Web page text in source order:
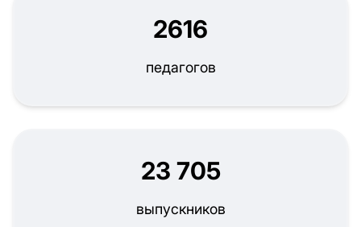
2616
педагогов
23 705
выпускников